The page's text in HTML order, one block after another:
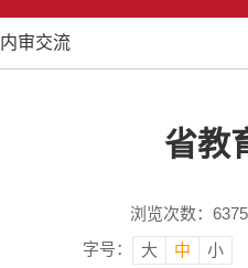
内审交流
省教
浏览次数： 6375
字号：
大 中 小